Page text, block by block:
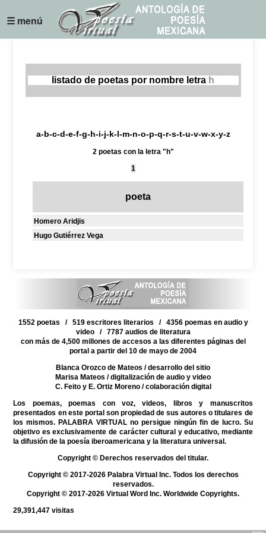
☰ menú
listado de poetas por nombre letra h
a-b-c-d-e-f-g-h-i-j-k-l-m-n-o-p-q-r-s-t-u-v-w-x-y-z
2 poetas con la letra "h"
1
poeta
Homero Aridjis
Hugo Gutiérrez Vega
1552 poetas / 519 escritores literarios / 4356 poemas en audio y
video / 7787 audios de literatura
con más de 4,500 millones de accesos a las diferentes páginas del
portal a partir del 10 de mayo de 2004
Blanca Orozco de Mateos / desarrollo del sitio
Marisa Mateos / digitalización de audio y video
C. Feito y E. Ortiz Moreno/ colaboración digital
Los poemas, poemas con voz, videos, libros y manuscritos
presentados en este portal son propiedad de sus autores o titulares de
los mismos. PALABRA VIRTUAL no persigue ningún fin de lucro. Su
objetivo es exclusivamente de carácter cultural y educativo, mediante
la difusión de la poesía iberoamericana y la literatura universal.
Copyright © Derechos reservados del titular.
Copyright © 2017-2026 Palabra Virtual Inc. Todos los derechos
reservados.
Copyright © 2017-2026 Virtual Word Inc. Worldwide Copyrights.
29,391,447 visitas